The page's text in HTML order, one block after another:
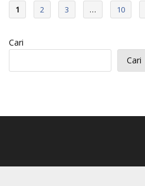
1 2 3 … 10
Cari
Cari